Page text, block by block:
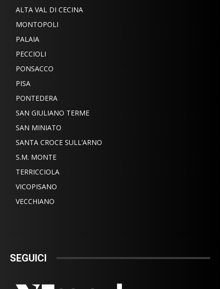
ALTA VAL DI CECINA
MONTOPOLI
PALAIA
PECCIOLI
PONSACCO
PISA
PONTEDERA
SAN GIULIANO TERME
SAN MINIATO
SANTA CROCE SULL’ARNO
S.M. MONTE
TERRICCIOLA
VICOPISANO
VECCHIANO
SEGUICI